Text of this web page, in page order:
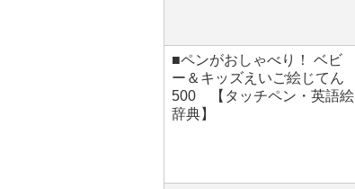
■ペンがおしゃべり！ ベビ
ー＆キッズえいご絵じてん
500 【タッチペン・英語絵
辞典】